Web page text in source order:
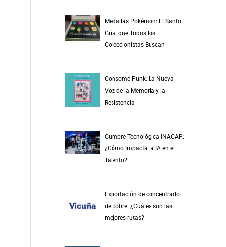
Medallas Pokémon: El Santo
Grial que Todos los
Coleccionistas Buscan
Consomé Punk: La Nueva
Voz de la Memoria y la
Resistencia
Cumbre Tecnológica INACAP:
¿Cómo Impacta la IA en el
Talento?
Exportación de concentrado
de cobre: ¿Cuáles son las
mejores rutas?